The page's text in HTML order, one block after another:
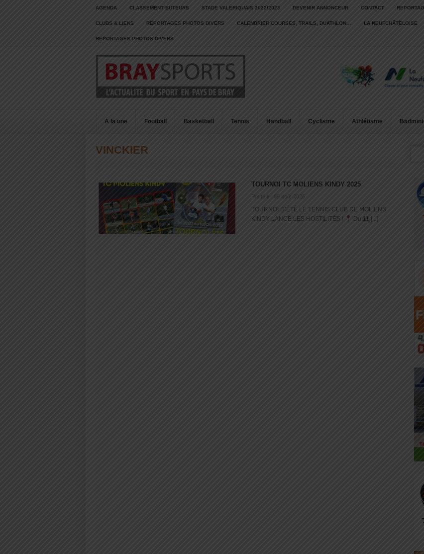
AGENDA CLASSEMENT BUTEURS STADE VALERIQUAIS 2022/2023 DEVENIR ANNONCEUR CONTACT
CLUBS & LIENS REPORTAGES PHOTOS DIVERS CALENDRIER COURSES, TRAILS, DUATHLON… LA NEUFCHÂTELOISE
REPORTAGES PHOTOS DIVERS
A la une Football Basketball Tennis Handball Cyclisme Athlétisme
VINCKIER
TOURNOI TC MOLIENS KINDY 2025
Posté le: 09 août 2025
TOURNOI D’ÉTÉ LE TENNIS CLUB DE MOLIENS
KINDY LANCE LES HOSTILITÉS !
Du 11 [...]